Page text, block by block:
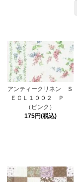
アンティークリネン Ｓ
ＥＣＬ１００２ Ｐ
（ピンク）
175円(税込)